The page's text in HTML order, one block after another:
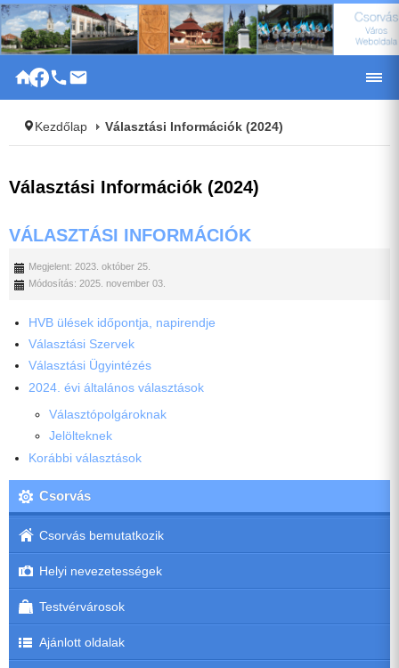
|
Kezdőlap Választási Információk (2024)
Választási Információk (2024)
VÁLASZTÁSI INFORMÁCIÓK
Megjelent: 2023. október 25.
Módosítás: 2025. november 03.
HVB ülések időpontja, napirendje
Választási Szervek
Választási Ügyintézés
2024. évi általános választások
Választópolgároknak
Jelölteknek
Korábbi választások
Csorvás
Csorvás bemutatkozik
Helyi nevezetességek
Testvérvárosok
Ajánlott oldalak